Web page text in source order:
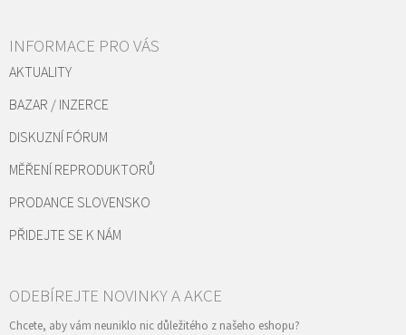
INFORMACE PRO VÁS
AKTUALITY
BAZAR / INZERCE
DISKUZNÍ FÓRUM
MĚŘENÍ REPRODUKTORŮ
PRODANCE SLOVENSKO
PŘIDEJTE SE K NÁM